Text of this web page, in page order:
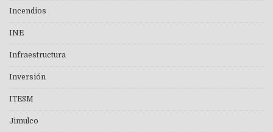
Incendios
INE
Infraestructura
Inversión
ITESM
Jimulco